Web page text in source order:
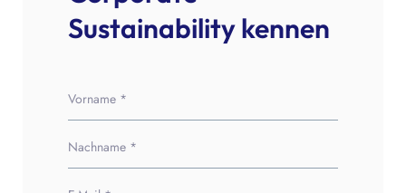
Sustainability kennen